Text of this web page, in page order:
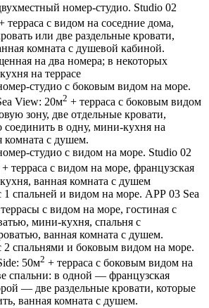
номер-студио. Studio 02
терраса с видом на соседние дома,
или две раздельные кровати,
комната с душевой кабиной.
на два номера; в некоторых
на террасе
студио с боковым видом на море.
View: 20м2 + терраса с боковым видом
зону, две отдельные кровати,
в одну, мини-кухня на
комната с душем.
студио с видом на море. Studio 02
+ терраса с видом на море, французская
ванная комната с душем
спальней и видом на море. АРР 03 Sea
с видом на море, гостиная с
мини-кухня, спальня с
ванная комната с душем.
2 спальнями и боковым видом на море.
50м2 + терраса с боковым видом на
спальни: в одной — французская
— две раздельные кровати, которые
ванная комната с душем.